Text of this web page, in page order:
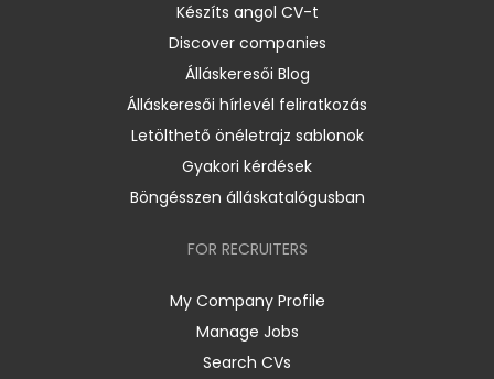
Készíts angol CV-t
Discover companies
Álláskeresői Blog
Álláskeresői hírlevél feliratkozás
Letölthető önéletrajz sablonok
Gyakori kérdések
Böngésszen álláskatalógusban
FOR RECRUITERS
My Company Profile
Manage Jobs
Search CVs